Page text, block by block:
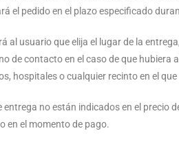
el pedido en el plazo especificado
al usuario que elija el lugar de la
de contacto en el caso de que
hospitales o cualquier recinto en el
entrega no están indicados en el precio
en el momento de pago.